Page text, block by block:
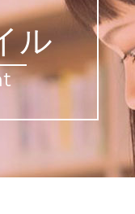
ル